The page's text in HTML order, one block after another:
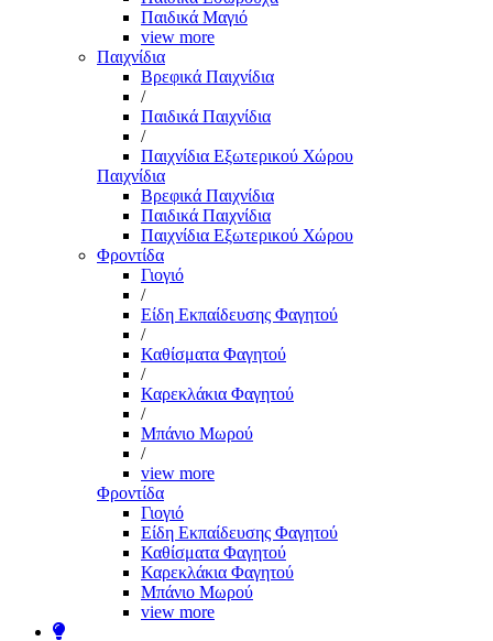
Παιδικά Μαγιό
view more
Παιχνίδια
Βρεφικά Παιχνίδια
/
Παιδικά Παιχνίδια
/
Παιχνίδια Εξωτερικού Χώρου
Παιχνίδια
Βρεφικά Παιχνίδια
Παιδικά Παιχνίδια
Παιχνίδια Εξωτερικού Χώρου
Φροντίδα
Γιογιό
/
Είδη Εκπαίδευσης Φαγητού
/
Καθίσματα Φαγητού
/
Καρεκλάκια Φαγητού
/
Μπάνιο Μωρού
/
view more
Φροντίδα
Γιογιό
Είδη Εκπαίδευσης Φαγητού
Καθίσματα Φαγητού
Καρεκλάκια Φαγητού
Μπάνιο Μωρού
view more